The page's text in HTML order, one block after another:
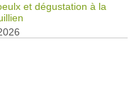
et dégustation à la